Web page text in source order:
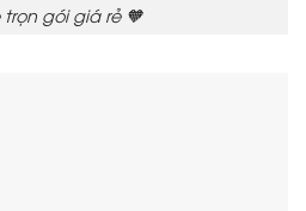
trọn gói giá rẻ 🧡